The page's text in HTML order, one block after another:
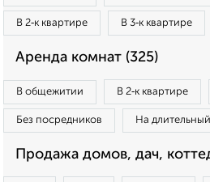
В 2‑к квартире В 3‑к квартире
Аренда комнат (325)
В общежитии В 2‑к квартире
Без посредников На
Продажа домов, дач,